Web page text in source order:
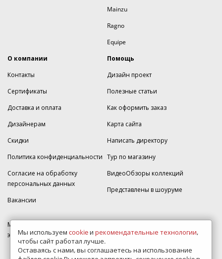
Mainzu
Ragno
Equipe
О компании
Контакты
Сертификаты
Доставка и оплата
Дизайнерам
Скидки
Политика конфиденциальности
Согласие на обработку
персональных данных
Вакансии
Помощь
Дизайн проект
Полезные статьи
Как оформить заказ
Карта сайта
Написать директору
Тур по магазину
ВидеоОбзоры коллекций
Представлены в шоуруме
МКАД 2км внешняя сторона, д. 2, ТРЦ "Шоколад" (РИО) Реутов, -1
этаж, магазин Плитка-SDVK.
Мы используем cookieи рекомендательные технологии,
чтобы сайт работал лучше.
Оставаясь с нами, вы соглашаетесь на использование